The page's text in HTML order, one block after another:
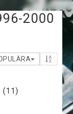
2000
(11)